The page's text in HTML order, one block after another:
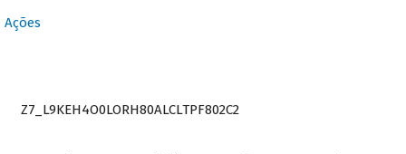
Ações
Z7_L9KEH4O0LORH80ALCLTPF802C2